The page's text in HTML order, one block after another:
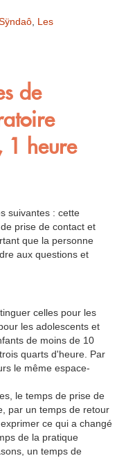
Les
de
1 heure
suivantes : cette
prise de contact et
que la personne
aux questions et
celles pour les
les adolescents et
de moins de 10
quarts d'heure. Par
le même espace-
le temps de prise de
par un temps de retour
ce qui a changé
de la pratique
un temps de